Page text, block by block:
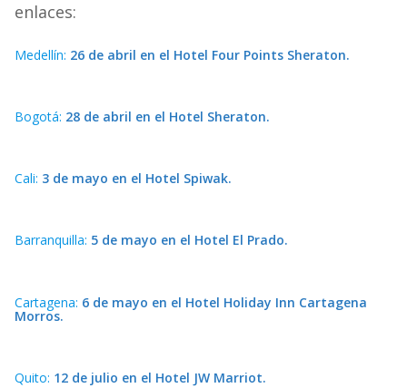
enlaces:
Medellín: 26 de abril en el Hotel Four Points Sheraton.
Bogotá: 28 de abril en el Hotel Sheraton.
Cali: 3 de mayo en el Hotel Spiwak.
Barranquilla: 5 de mayo en el Hotel El Prado.
Cartagena: 6 de mayo en el Hotel Holiday Inn Cartagena
Morros.
Quito: 12 de julio en el Hotel JW Marriot.